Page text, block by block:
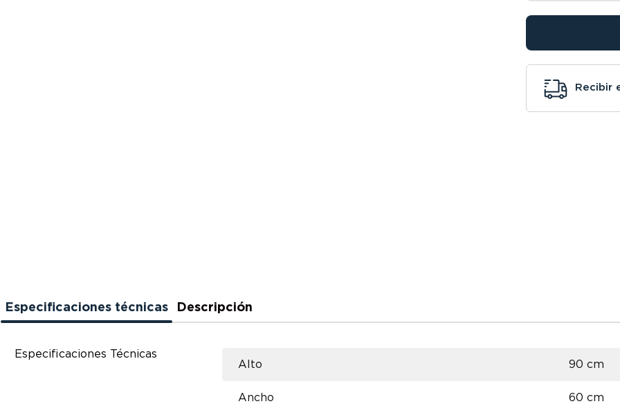
Recibir
Especificaciones técnicas Descripción
Especificaciones Técnicas
Alto
90 cm
Ancho 60 cm